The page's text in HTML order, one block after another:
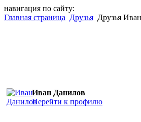
навигация по сайту:
Главная страница Друзья Друзья
Иван Данилов
Перейти к профилю